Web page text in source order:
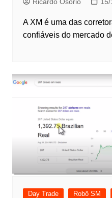
Ricardo Osório
A XM é uma das
confiáveis do mercado
Day Trade Robô SM